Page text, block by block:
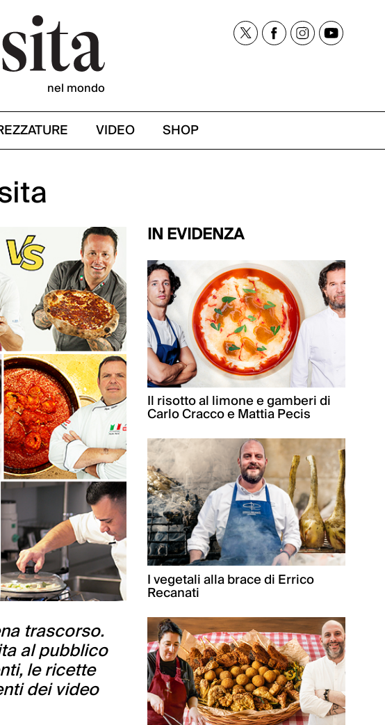
nel mondo
VIDEO SHOP
trascorso.
al pubblico
le ricette
dei video
IN EVIDENZA
Il risotto al limone e gamberi di
Carlo Cracco e Mattia Pecis
I vegetali alla brace di Errico
Recanati